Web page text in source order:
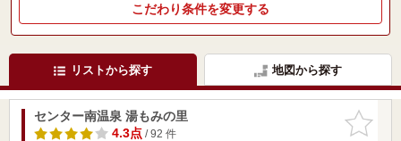
こだわり条件を変更する
リストから探す 地図から探す
お気に入
りに追加
センター南温泉 湯もみの里
4.3点/ 92 件